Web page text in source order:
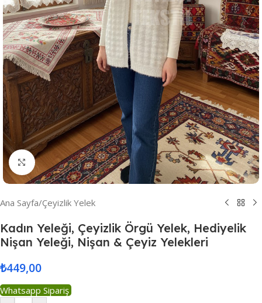
Resmi Büyüt
Ana Sayfa/Çeyizlik Yelek
Kadın Yeleği, Çeyizlik Örgü Yelek, Hediyelik
Nişan Yeleği, Nişan & Çeyiz Yelekleri
₺449,00
Whatsapp Sipariş